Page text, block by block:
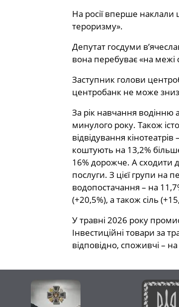
На росії вперше наклали
тероризму».
Депутат госдуми
вона перебуває «на межі
Заступник голови
центробанк не може
За рік навчання водінню
минулого року. Також
відвідування
коштують на 13,2%
16% дорожче. А сходити
послуги. З цієї групи на
водопостачання – на
(+20,5%), а також сіль
У травні 2026 року
Інвестиційні товари за
відповідно, споживчі – на